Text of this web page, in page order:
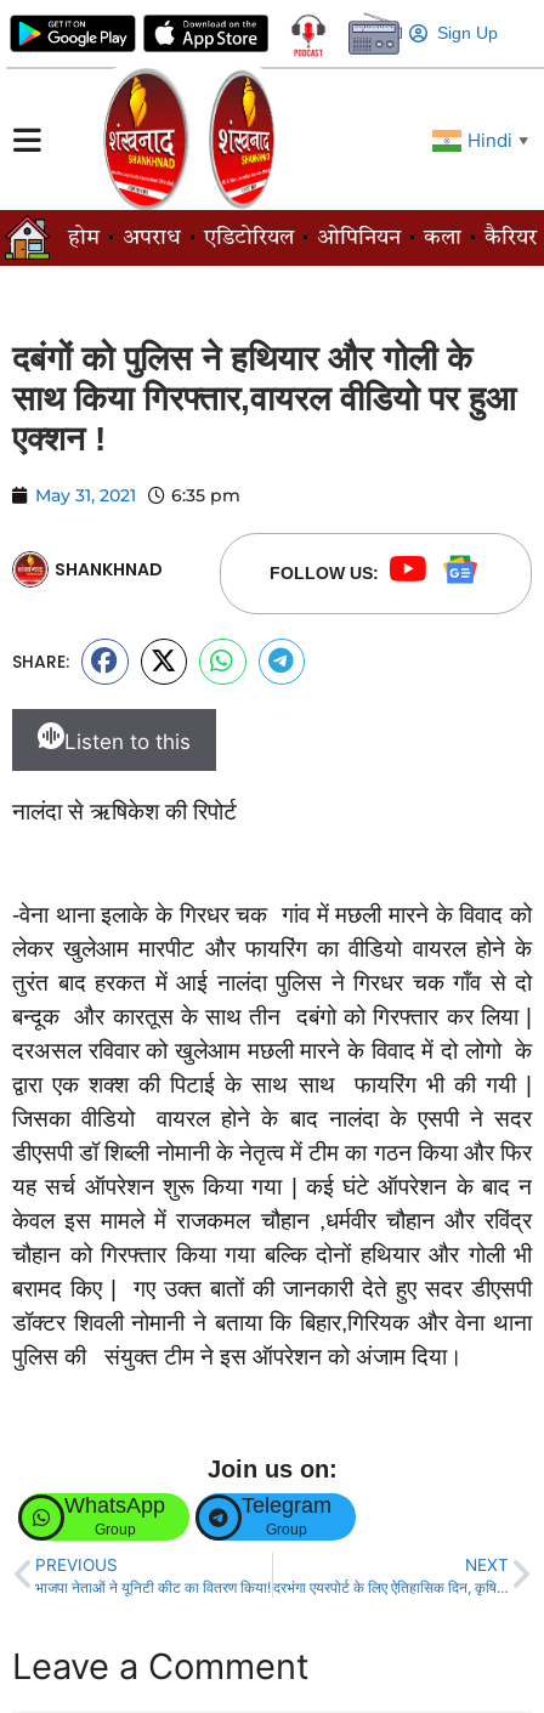
Sign Up
Hindi ▼
होम अपराध एडिटोरियल ओपिनियन कला कैरियर
दबंगों को पुलिस ने हथियार और गोली के
साथ किया गिरफ्तार,वायरल वीडियो पर हुआ
एक्शन !
May 31, 2021 6:35 pm
SHANKHNAD FOLLOW US:
SHARE:
Listen to this
नालंदा से ऋषिकेश की रिपोर्ट
-वेना थाना इलाके के गिरधर चक गांव में मछली मारने के विवाद को
लेकर खुलेआम मारपीट और फायरिंग का वीडियो वायरल होने के
तुरंत बाद हरकत में आई नालंदा पुलिस ने गिरधर चक गॉंव से दो
बन्दूक और कारतूस के साथ तीन दबंगो को गिरफ्तार कर लिया |
दरअसल रविवार को खुलेआम मछली मारने के विवाद में दो लोगो के
द्वारा एक शक्श की पिटाई के साथ साथ फायरिंग भी की गयी |
जिसका वीडियो वायरल होने के बाद नालंदा के एसपी ने सदर
डीएसपी डॉ शिब्ली नोमानी के नेतृत्व में टीम का गठन किया और फिर
यह सर्च ऑपरेशन शुरू किया गया | कई घंटे ऑपरेशन के बाद न
केवल इस मामले में राजकमल चौहान ,धर्मवीर चौहान और रविंद्र
चौहान को गिरफ्तार किया गया बल्कि दोनों हथियार और गोली भी
बरामद किए | गए उक्त बातों की जानकारी देते हुए सदर डीएसपी
डॉक्टर शिवली नोमानी ने बताया कि बिहार,गिरियक और वेना थाना
पुलिस की संयुक्त टीम ने इस ऑपरेशन को अंजाम दिया।
Join us on:
WhatsApp
Group
Telegram
Group
PREVIOUS
भाजपा नेताओं ने यूनिटी कीट का वितरण किया!
NEXT
दरभंगा एयरपोर्ट के लिए ऐतिहासिक दिन, कृषि उड़ान के तहत शुरु हुआ हवाई सेवा !
Leave a Comment